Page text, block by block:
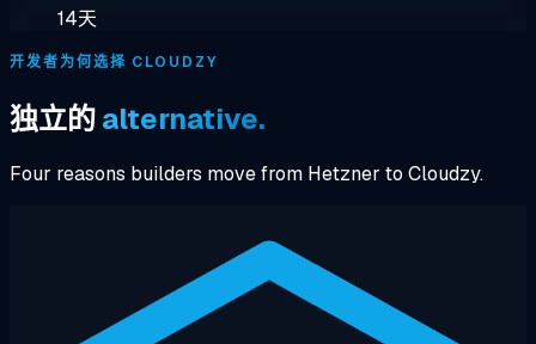
14天
开发者为何选择 CLOUDZY
独立的alternative.
Four reasons builders move from Hetzner to Cloudzy.